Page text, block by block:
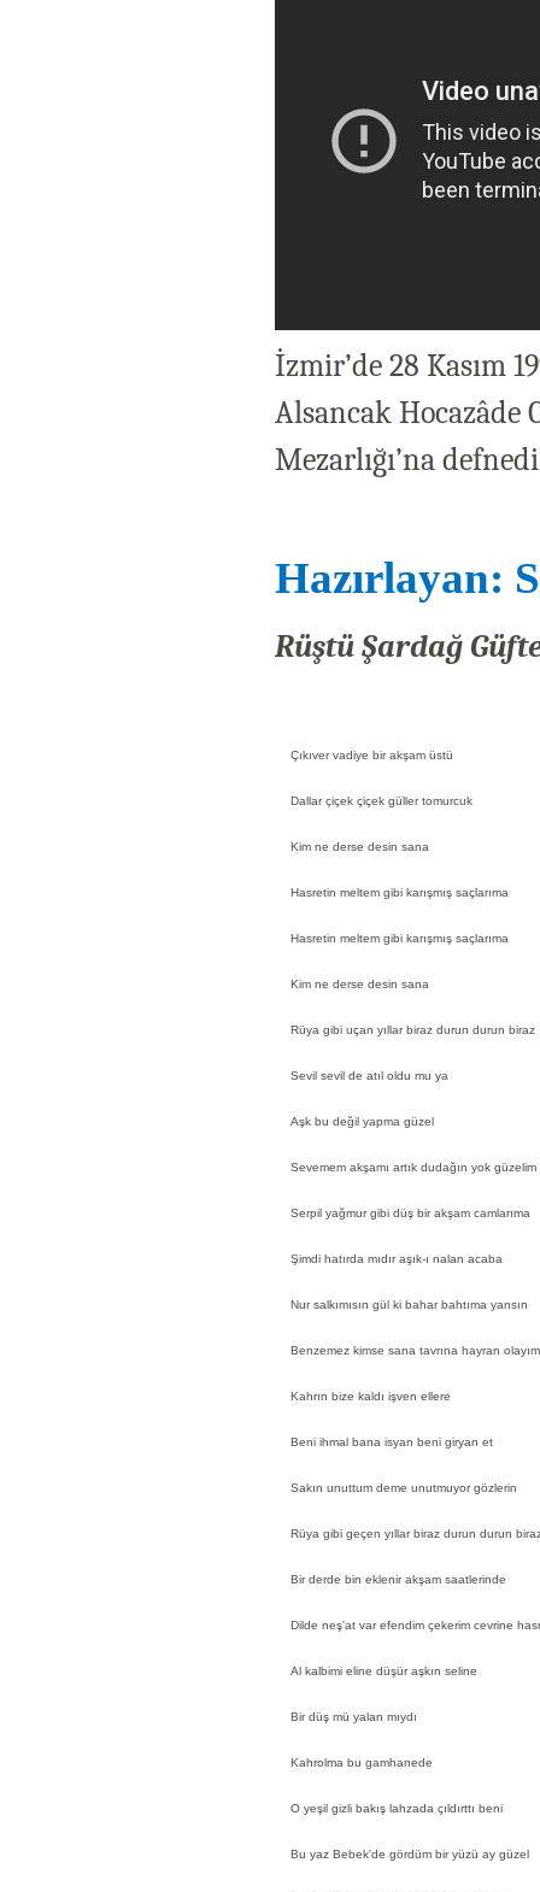
İzmir’de 28 Kasım
Alsancak Hocazâde
Mezarlığı’na
Hazırlayan:
Rüştü Şardağ
Çıkıver vadiye bir akşam üstü
Dallar çiçek çiçek güller tomurcuk
Kim ne derse desin sana
Hasretin meltem gibi karışmış saçlarıma
Hasretin meltem gibi karışmış saçlarıma
Kim ne derse desin sana
Rüya gibi uçan yıllar biraz durun durun biraz
Sevil sevil de atıl oldu mu ya
Aşk bu değil yapma güzel
Sevemem akşamı artık dudağın yok güzelim
Serpil yağmur gibi düş bir akşam camlarıma
Şimdi hatırda mıdır aşık-ı nalan acaba
Nur salkımısın gül ki bahar bahtıma yansın
Benzemez kimse sana tavrına hayran olayım
Kahrın bize kaldı işven ellere
Beni ihmal bana isyan beni giryan et
Sakın unuttum deme unutmuyor gözlerin
Rüya gibi geçen yıllar biraz durun durun
Bir derde bin eklenir akşam saatlerinde
Dilde neş'at var efendim çekerim cevrine
Al kalbimi eline düşür aşkın seline
Bir düş mü yalan mıydı
Kahrolma bu gamhanede
O yeşil gizli bakış lahzada çıldırttı beni
Bu yaz Bebek'de gördüm bir yüzü ay güzel